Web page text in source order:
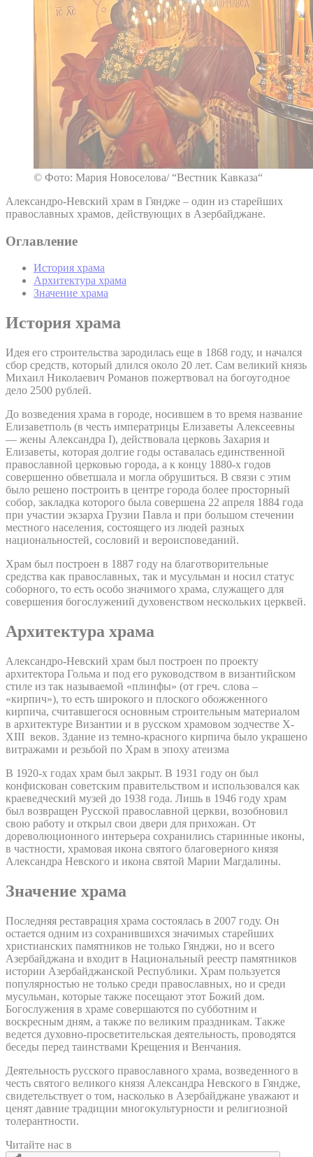
© Фото: Мария Новоселова/ “Вестник Кавказа“
Александро-Невский храм в Гяндже – один из старейших
православных храмов, действующих в Азербайджане.
Оглавление
История храма
Архитектура храма
Значение храма
История храма
Идея его строительства зародилась еще в 1868 году, и начался
сбор средств, который длился около 20 лет. Сам великий князь
Михаил Николаевич Романов пожертвовал на богоугодное
дело 2500 рублей.
До возведения храма в городе, носившем в то время название
Елизаветполь (в честь императрицы Елизаветы Алексеевны
— жены Александра I), действовала церковь Захария и
Елизаветы, которая долгие годы оставалась единственной
православной церковью города, а к концу 1880-х годов
совершенно обветшала и могла обрушиться. В связи с этим
было решено построить в центре города более просторный
собор, закладка которого была совершена 22 апреля 1884 года
при участии экзарха Грузии Павла и при большом стечении
местного населения, состоящего из людей разных
национальностей, сословий и вероисповеданий.
Храм был построен в 1887 году на благотворительные
средства как православных, так и мусульман и носил статус
соборного, то есть особо значимого храма, служащего для
совершения богослужений духовенством нескольких церквей.
Архитектура храма
Александро-Невский храм был построен по проекту
архитектора Гольма и под его руководством в византийском
стиле из так называемой «плинфы» (от греч. слова –
«кирпич»), то есть широкого и плоского обожженного
кирпича, считавшегося основным строительным материалом
в архитектуре Византии и в русском храмовом зодчестве X-
XIII веков. Здание из темно-красного кирпича было украшено
витражами и резьбой по Храм в эпоху атеизма
В 1920-х годах храм был закрыт. В 1931 году он был
конфискован советским правительством и использовался как
краеведческий музей до 1938 года. Лишь в 1946 году храм
был возвращен Русской православной церкви, возобновил
свою работу и открыл свои двери для прихожан. От
дореволюционного интерьера сохранились старинные иконы,
в частности, храмовая икона святого благоверного князя
Александра Невского и икона святой Марии Магдалины.
Значение храма
Последняя реставрация храма состоялась в 2007 году. Он
остается одним из сохранившихся значимых старейших
христианских памятников не только Гянджи, но и всего
Азербайджана и входит в Национальный реестр памятников
истории Азербайджанской Республики. Храм пользуется
популярностью не только среди православных, но и среди
мусульман, которые также посещают этот Божий дом.
Богослужения в храме совершаются по субботним и
воскресным дням, а также по великим праздникам. Также
ведется духовно-просветительская деятельность, проводятся
беседы перед таинствами Крещения и Венчания.
Деятельность русского православного храма, возведенного в
честь святого великого князя Александра Невского в Гяндже,
свидетельствует о том, насколько в Азербайджане уважают и
ценят давние традиции многокультурности и религиозной
толерантности.
Читайте нас в